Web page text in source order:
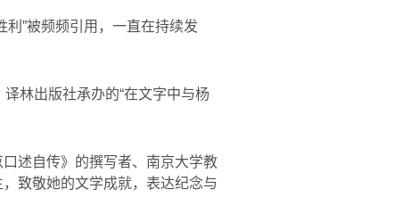
利 ”被频频引用，一直在持续发
译林出版社承办的“在文字中与杨
述自传》的撰写者、南京大学教
致敬她的文学成就，表达纪念与